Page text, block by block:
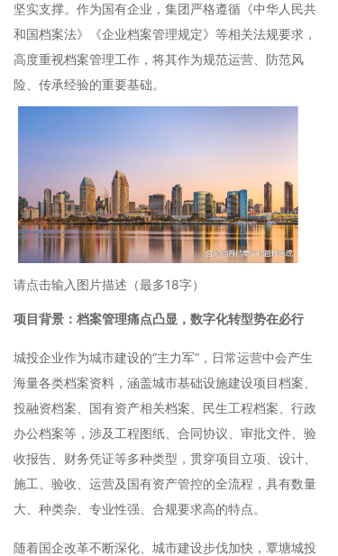
坚实支撑。作为国有企业，集团严格遵循《中华人民共
和国档案法》《企业档案管理规定》等相关法规要求，
高度重视档案管理工作，将其作为规范运营、防范风
险、传承经验的重要基础。
请点击输入图片描述（最多18字）
项目背景：档案管理痛点凸显，数字化转型势在必行
城投企业作为城市建设的“主力军”，日常运营中会产生
海量各类档案资料，涵盖城市基础设施建设项目档案、
投融资档案、国有资产相关档案、民生工程档案、行政
办公档案等，涉及工程图纸、合同协议、审批文件、验
收报告、财务凭证等多种类型，贯穿项目立项、设计、
施工、验收、运营及国有资产管控的全流程，具有数量
大、种类杂、专业性强、合规要求高的特点。
随着国企改革不断深化、城市建设步伐加快，覃塘城投